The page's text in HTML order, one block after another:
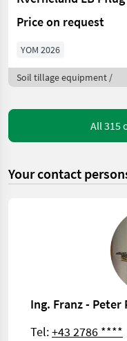
Price on request
YOM 2026
Soil tillage equipment /
All 315
Your contact
Ing. Franz - Peter
Tel:+43 2786 ****